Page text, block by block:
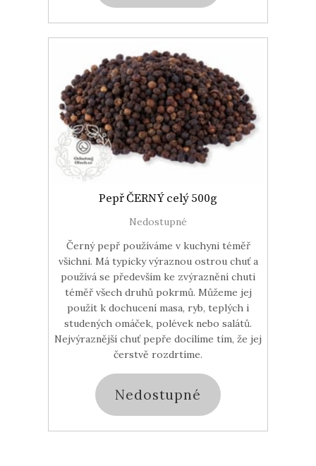
Pepř ČERNÝ celý 500g
Nedostupné
Černý pepř používáme v kuchyni téměř
všichni. Má typicky výraznou ostrou chuť a
používá se především ke zvýraznění chuti
téměř všech druhů pokrmů. Můžeme jej
použít k dochucení masa, ryb, teplých i
studených omáček, polévek nebo salátů.
Nejvýraznější chuť pepře docílíme tím, že jej
čerstvě rozdrtíme.
Nedostupné